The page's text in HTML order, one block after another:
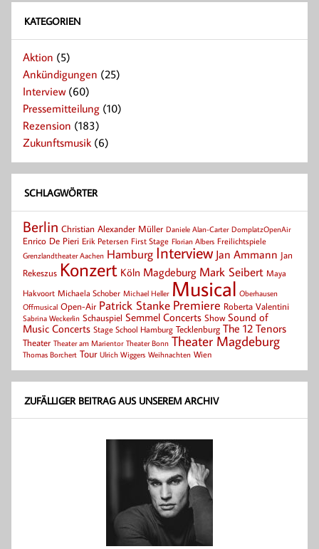
KATEGORIEN
Aktion (5)
Ankündigungen (25)
Interview(60)
Pressemitteilung (10)
Rezension (183)
Zukunftsmusik(6)
SCHLAGWÖRTER
Berlin Christian Alexander Müller Daniele Alan-Carter DomplatzOpenAir
Enrico De Pieri Erik Petersen First Stage Florian Albers Freilichtspiele
Grenzlandtheater Aachen Hamburg Interview Jan Ammann Jan
Rekeszus Konzert Köln Magdeburg Mark Seibert Maya
Hakvoort Michaela Schober Michael Heller Musical Oberhausen
Offmusical Open-Air Patrick Stanke Premiere Roberta Valentini
Sabrina Weckerlin Schauspiel Semmel Concerts Show Sound of
Music Concerts Stage School Hamburg Tecklenburg The 12 Tenors
Theater Theater am Marientor Theater Bonn Theater Magdeburg
Thomas Borchert Tour Ulrich Wiggers Weihnachten Wien
ZUFÄLLIGER BEITRAG AUS UNSEREM ARCHIV